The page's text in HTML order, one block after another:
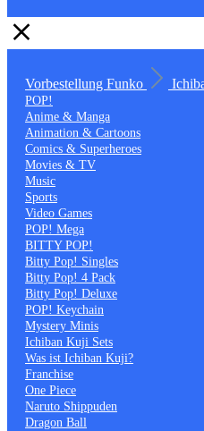
Vorbestellung Funko
POP!
Anime & Manga
Animation & Cartoons
Comics & Superheroes
Movies & TV
Music
Sports
Video Games
POP! Mega
BITTY POP!
Bitty Pop! Singles
Bitty Pop! 4 Pack
Bitty Pop! Deluxe
POP! Keychain
Mystery Minis
Ichiban Kuji Sets
Was ist Ichiban Kuji?
Franchise
One Piece
Naruto Shippuden
Dragon Ball